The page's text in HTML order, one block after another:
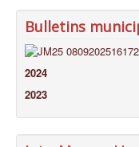
Bulletins
2024
2023